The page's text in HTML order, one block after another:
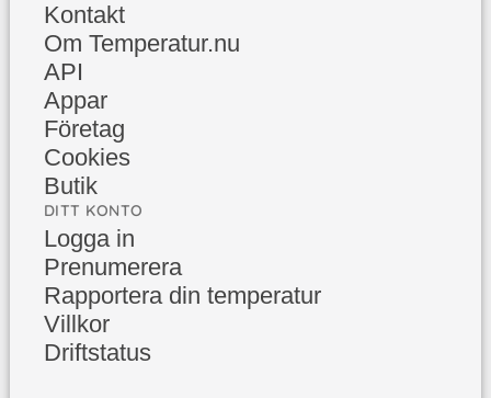
Kontakt
Om Temperatur.nu
API
Appar
Företag
Cookies
Butik
DITT KONTO
Logga in
Prenumerera
Rapportera din temperatur
Villkor
Driftstatus